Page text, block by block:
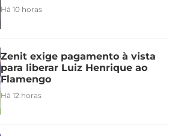
Há 10 horas
Zenit exige pagamento à vista
para liberar Luiz Henrique ao
Flamengo
Há 12 horas